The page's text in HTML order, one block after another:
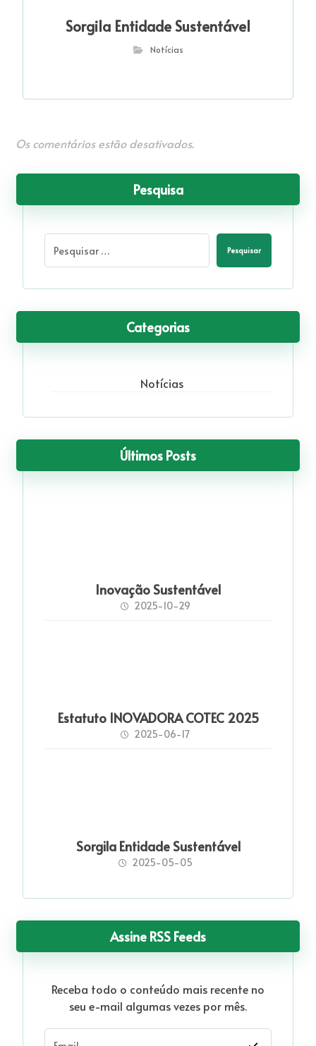
Sorgila Entidade Sustentável
Notícias
Os comentários estão desativados.
Pesquisa
Pesquisar
Categorias
Notícias
Últimos Posts
Inovação Sustentável
2025-10-29
Estatuto INOVADORA COTEC 2025
2025-06-17
Sorgila Entidade Sustentável
2025-05-05
Assine RSS Feeds
Receba todo o conteúdo mais recente no
seu e-mail algumas vezes por mês.